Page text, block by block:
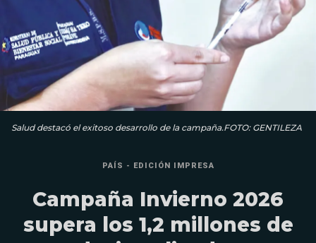
Salud destacó el exitoso desarrollo de la campaña.FOTO: GENTILEZA
PAÍS - EDICIÓN IMPRESA
Campaña Invierno 2026
supera los 1,2 millones de